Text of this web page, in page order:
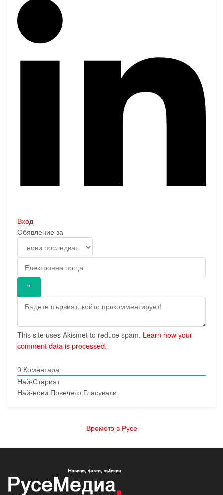
Вход
Обявление за
This site uses Akismet to reduce spam. Learn how your
comment data is processed.
0 Коментара
Най-Старият
Най-нови Повечето Гласували
Времето в Русе